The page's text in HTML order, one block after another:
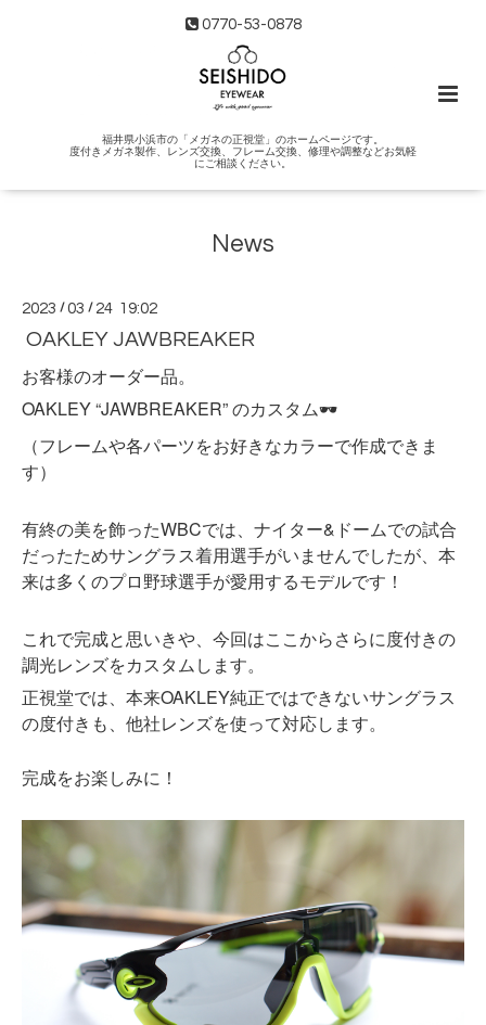
0770-53-0878
福井県小浜市の「メガネの正視堂」のホームページです。
度付きメガネ製作、レンズ交換、フレーム交換、修理や調整などお気軽
にご相談ください。
News
2023 /03 / 24 19:02
OAKLEY JAWBREAKER
お客様のオーダー品。
OAKLEY “JAWBREAKER” のカスタム🕶
（フレームや各パーツをお好きなカラーで作成できま
す）
有終の美を飾ったWBCでは、ナイター&ドームでの試合
だったためサングラス着用選手がいませんでしたが、本
来は多くのプロ野球選手が愛用するモデルです！
これで完成と思いきや、今回はここからさらに度付きの
調光レンズをカスタムします。
正視堂では、本来OAKLEY純正ではできないサングラス
の度付きも、他社レンズを使って対応します。
完成をお楽しみに！